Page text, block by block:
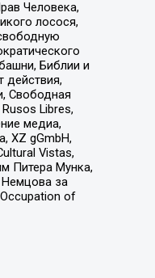
Человека,
лосося,
Библии и
действия,
Свободная
Libres,
медиа,
XZ gGmbH,
Vistas,
Питера Мунка,
за
of